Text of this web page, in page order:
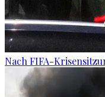
Nach FIFA-